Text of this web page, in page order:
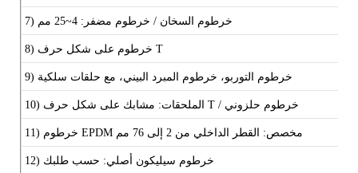
7) خرطوم السخان / خرطوم مضفر: 4~25 مم
8) خرطوم على شكل حرف T
9) خرطوم التوربو، خرطوم المبرد البيني، مع حلقات سلكية
10) الملحقات: مشابك على شكل حرف T / خرطوم حلزوني
11) خرطوم EPDM مخصص: القطر الداخلي من 2 إلى 76 مم
12) خرطوم سيليكون أصلي: حسب طلبك